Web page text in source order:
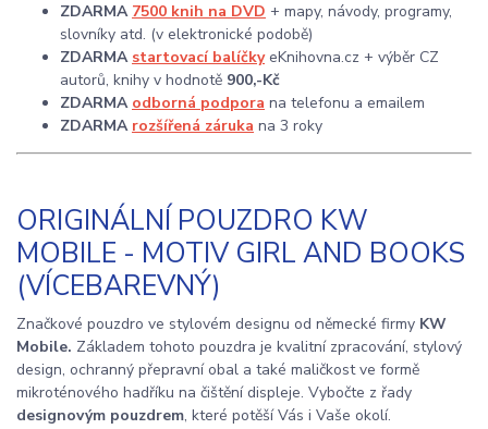
ZDARMA 7500 knih na DVD + mapy, návody, programy,
slovníky atd. (v elektronické podobě)
ZDARMA startovací balíčkyeKnihovna.cz + výběr CZ
autorů, knihy v hodnotě 900,-Kč
ZDARMA odborná podpora na telefonu a emailem
ZDARMA rozšířená záruka na 3 roky
ORIGINÁLNÍ POUZDRO KW
MOBILE - MOTIV GIRL AND BOOKS
(VÍCEBAREVNÝ)
Značkové pouzdro ve stylovém designu od německé firmy KW
Mobile. Základem tohoto pouzdra je kvalitní zpracování, stylový
design, ochranný přepravní obal a také maličkost ve formě
mikroténového hadříku na čištění displeje. Vybočte z řady
designovým pouzdrem, které potěší Vás i Vaše okolí.